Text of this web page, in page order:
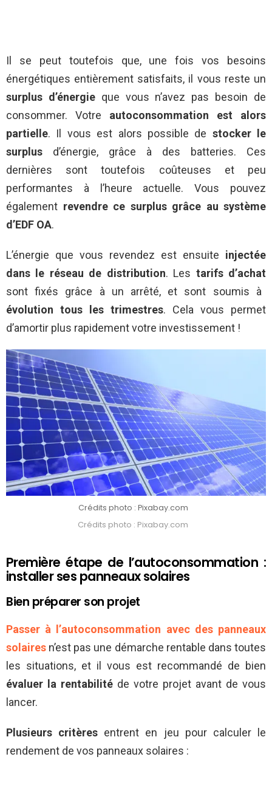
Il se peut toutefois que, une fois vos besoins
énergétiques entièrement satisfaits, il vous reste un
surplus d’énergieque vous n’avez pas besoin de
consommer. Votre autoconsommation est alors
partielle. Il vous est alors possible de stocker
le
surplus d’énergie, grâce à des batteries. Ces
dernières sont toutefois coûteuses et peu
performantes à l’heure actuelle. Vous pouvez
également revendre ce surplus grâce au système
d’EDF OA.
L’énergie que vous revendez est ensuite injectée
dans le réseau de distribution. Les tarifs d’achat
sont fixés grâce à un arrêté, et sont soumis à
évolution tous les trimestres. Cela vous permet
d’amortir plus rapidement votre investissement !
Crédits photo : Pixabay.com
Crédits photo : Pixabay.com
Première étape de l’autoconsommation :
installer ses panneaux solaires
Bien préparer son projet
Passer à l’autoconsommation avec des panneaux
solaires n’est pas une démarche rentable dans toutes
les situations, et il vous est recommandé de bien
évaluer la rentabilité de votre projet avant de vous
lancer.
Plusieurs critères entrent en jeu pour calculer le
rendement de vos panneaux solaires :